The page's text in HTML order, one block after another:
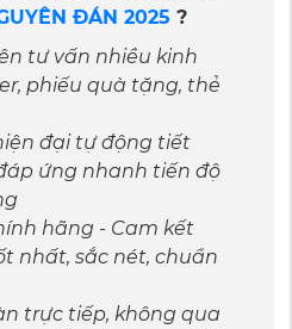
ĐÁN 2025 ?
tư vấn nhiều kinh
phiếu quà tặng, thẻ
đại tự động tiết
ứng nhanh tiến độ
hãng - Cam kết
nhất, sắc nét, chuẩn
trực tiếp, không qua